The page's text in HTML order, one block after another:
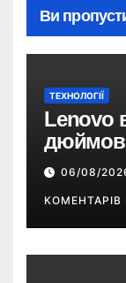
Ви
ТЕХНОЛОГІЇ
Lenovo
понад
06/08/